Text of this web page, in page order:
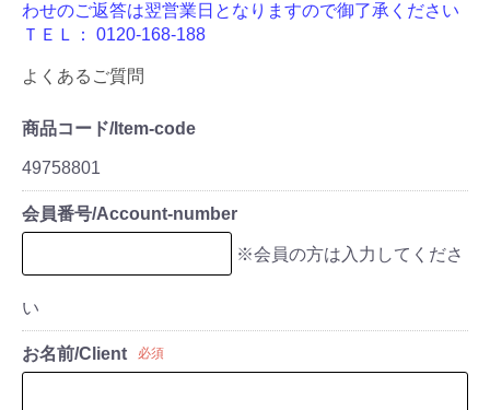
わせのご返答は翌営業日となりますので御了承ください
ＴＥＬ： 0120-168-188
よくあるご質問
商品コード/Item-code
49758801
会員番号/Account-number
※会員の方は入力してくださ
い
お名前/Client 必須